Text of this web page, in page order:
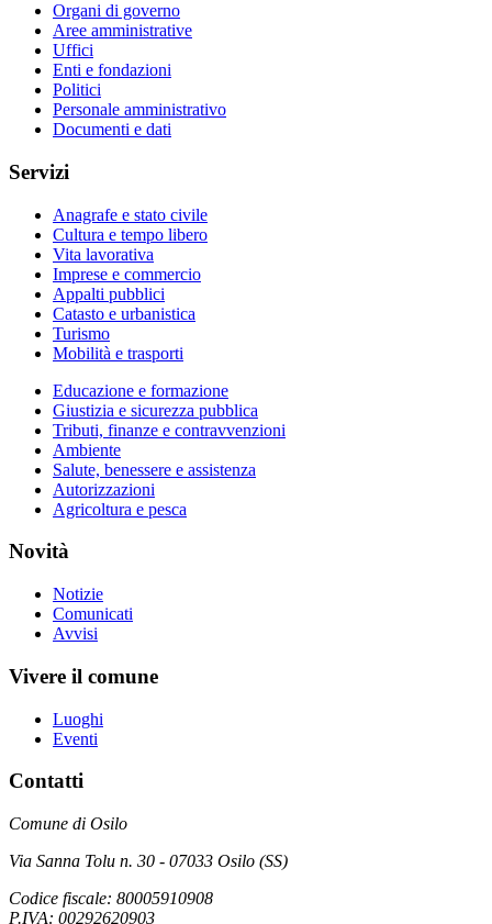
Organi di governo
Aree amministrative
Uffici
Enti e fondazioni
Politici
Personale amministrativo
Documenti e dati
Servizi
Anagrafe e stato civile
Cultura e tempo libero
Vita lavorativa
Imprese e commercio
Appalti pubblici
Catasto e urbanistica
Turismo
Mobilità e trasporti
Educazione e formazione
Giustizia e sicurezza pubblica
Tributi, finanze e contravvenzioni
Ambiente
Salute, benessere e assistenza
Autorizzazioni
Agricoltura e pesca
Novità
Notizie
Comunicati
Avvisi
Vivere il comune
Luoghi
Eventi
Contatti
Comune di Osilo
Via Sanna Tolu n. 30 - 07033 Osilo (SS)
Codice fiscale: 80005910908
P.IVA: 00292620903